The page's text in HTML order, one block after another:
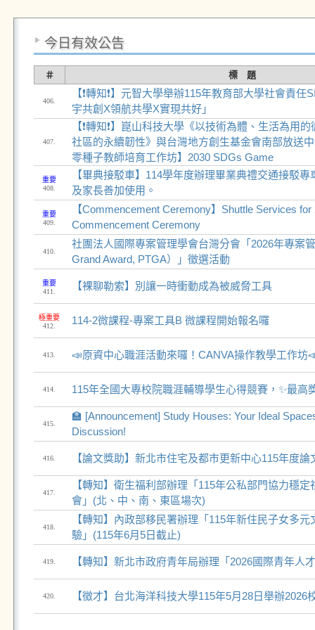
今日有效公告
＃ 標 題
406.
【❗轉知❗】元智大學舉辦115年教育部大學社會責
宇共創X領航共學X實現共好」
407.
【❗轉知❗】崑山科技大學《以技術為體、生活為用
社區的永續韌性》與台灣地方創生基金會南部放送
零種子教師培育工作坊】2030 SDGs Game
重要
408.
【畢典接駁車】114學年度辦理畢業典禮交通接駁
及家長善加使用。
重要
409.
【Commencement Ceremony】Shuttle Services for
Commencement Ceremony
410.
社團法人國際專案管理學會台灣分會「2026年專案
Grand Award, PTGA）」徵選活動
重要
411.
【裸聊勒索】別讓一時衝動成為被威脅工具
極重要
412.
114-2微課程-專案工具B 微課程開始報名囉
413. 📣原資中心職涯活動來囉！CANVA操作教學工作坊
414. 115年全國大專校院職涯輔導學生心得競賽，✨最高
415.
🏫 [Announcement] Study Houses: Your Ideal
Discussion!
416. 【論文獎助】新北市住宅及都市更新中心115年度論
417.
【轉知】衛生福利部辦理「115年公私部門協力穩
會」(北、中、南、東區場次)
418.
【轉知】內政部移民署辦理「115年新住民子女多
驗」(115年6月5日截止)
419. 【轉知】新北市政府青年局辦理「2026國際青年人
420. 【徵才】台北海洋科技大學115年5月28日舉辦2026